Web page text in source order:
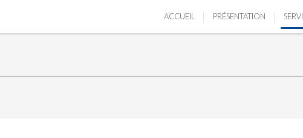
ACCUEIL PRÉSENTATION